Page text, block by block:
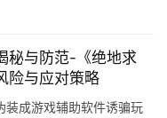
秘与防范-《绝地求
险与应对策略
装成游戏辅助软件诱骗玩